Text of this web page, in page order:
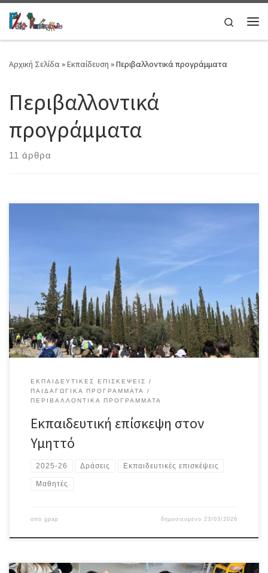
Μετάβαση στο περιεχόμενο
Search
Αρχική Σελίδα»Εκπαίδευση »Περιβαλλοντικά προγράμματα
Περιβαλλοντικά
προγράμματα
11 άρθρα
μας περιηγήθηκαν με ενθουσιασμό στα μονοπάτια του Υμηττού.
Με την καθοδήγηση της Περιπατητικής Ομάδας Υμηττού και τη
συνοδεία των καθηγητών τους, οι μαθητές ενημερώθηκαν για την
ιστορία του βουνού, τους αρχαίους ναούς, τις Μονές και τα
σπήλαια, ενώ γνώρισαν […]
ΕΚΠΑΙΔΕΥΤΙΚΈΣ ΕΠΙΣΚΈΨΕΙΣ
ΠΑΙΔΑΓΩΓΙΚΆ ΠΡΟΓΡΆΜΜΑΤΑ
ΠΕΡΙΒΑΛΛΟΝΤΙΚΆ ΠΡΟΓΡΆΜΜΑΤΑ
Εκπαιδευτική επίσκεψη στον
Υμηττό
2025-26 Δράσεις Εκπαιδευτικές επισκέψεις
Μαθητές
από gpap δημοσιευμένο 23/03/2026